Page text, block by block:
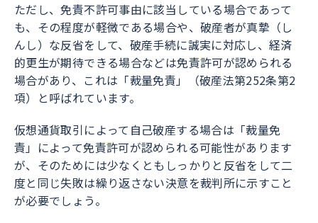
ただし、免責不許可事由に該当している場合であって
も、その程度が軽微である場合や、破産者が真摯（し
んし）な反省をして、破産手続に誠実に対応し、経済
的更生が期待できる場合などは免責許可が認められる
場合があり、これは「裁量免責」（破産法第252条第2
項）と呼ばれています。
仮想通貨取引によって自己破産する場合は「裁量免
責」によって免責許可が認められる可能性があります
が、そのためには少なくともしっかりと反省をして二
度と同じ失敗は繰り返さない決意を裁判所に示すこと
が必要でしょう。